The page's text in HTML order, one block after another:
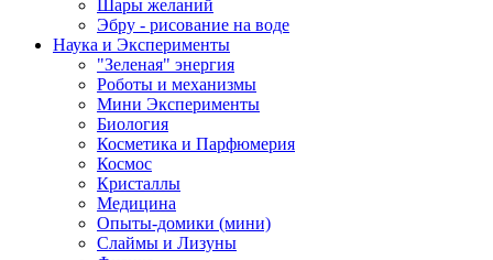
Шары желаний
Эбру - рисование на воде
Наука и Эксперименты
"Зеленая" энергия
Роботы и механизмы
Мини Эксперименты
Биология
Косметика и Парфюмерия
Космос
Кристаллы
Медицина
Опыты-домики (мини)
Слаймы и Лизуны